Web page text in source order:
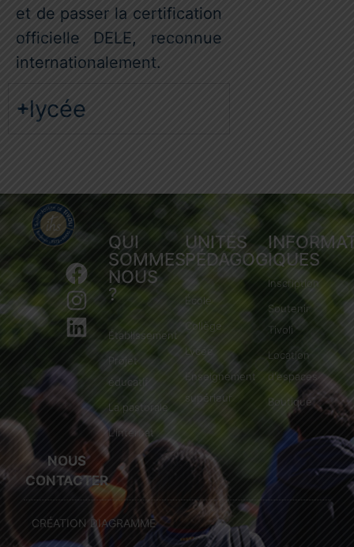
et de passer la certification
officielle DELE, reconnue
internationalement.
lycée
QUI
SOMMES-
NOUS
?
Établissement
Projet
éducatif
La pastorale
L'internat
UNITÉS
PÉDAGOGIQUES
École
Collège
Lycée
Enseignement
supérieur
Inscription
Soutenir
Tivoli
Location
d'espaces
Boutique
NOUS
CONTACTER
CRÉATION DIAGRAMME